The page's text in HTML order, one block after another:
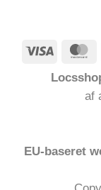
Visum
af
EU-baseret